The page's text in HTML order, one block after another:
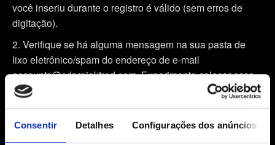
Consentir Detalhes Configurações dos anúncios
você inseriu durante o registro é válido (sem erros de
digitação).
Verifique se há alguma mensagem na sua pasta de
lixo eletrônico/spam do endereço de e-mail
accounts@cdprojektred.com. Experimente colocar esse
endereço na lista de permissões e solicite outro código.
Não feche a janela antes de inserir o código de
segurança, pois só será possível usá-lo na tentativa de